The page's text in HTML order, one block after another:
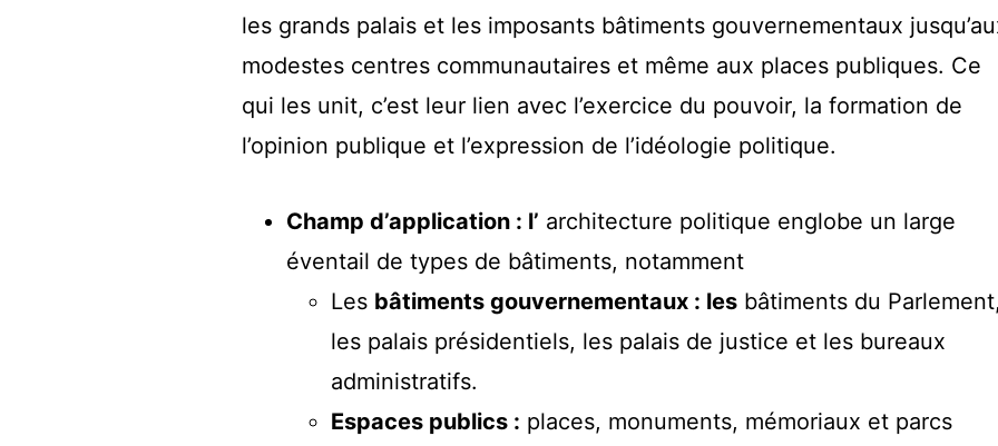
les grands palais et les imposants bâtiments gouvernementaux
modestes centres communautaires et même aux places publiques. Ce
qui les unit, c’est leur lien avec l’exercice du pouvoir, la formation de
l’opinion publique et l’expression de l’idéologie politique.
Champ d’application : l’ architecture politique englobe un large
éventail de types de bâtiments, notamment
Les bâtiments gouvernementaux : les bâtiments du
les palais présidentiels, les palais de justice et les bureaux
administratifs.
Espaces publics : places, monuments, mémoriaux et parcs